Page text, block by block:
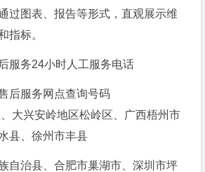
过图表、报告等形式，直观展示维
指标。
服务24小时人工服务电话
后服务网点查询号码
大兴安岭地区松岭区、广西梧州市
县、徐州市丰县
自治县、合肥市巢湖市、深圳市坪